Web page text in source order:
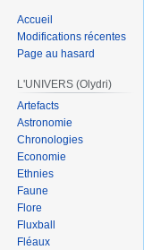
Accueil
Modifications récentes
Page au hasard
L'UNIVERS (Olydri)
Artefacts
Astronomie
Chronologies
Economie
Ethnies
Faune
Flore
Fluxball
Fléaux